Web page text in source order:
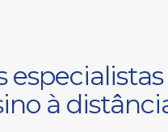
especialistas
à